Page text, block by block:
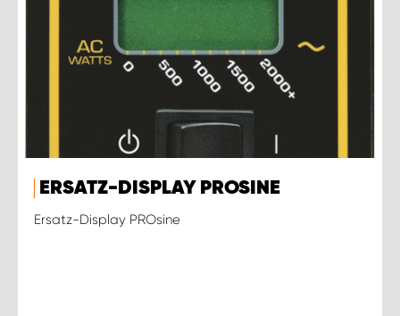
ERSATZ-DISPLAY PROSINE
Ersatz-Display PROsine